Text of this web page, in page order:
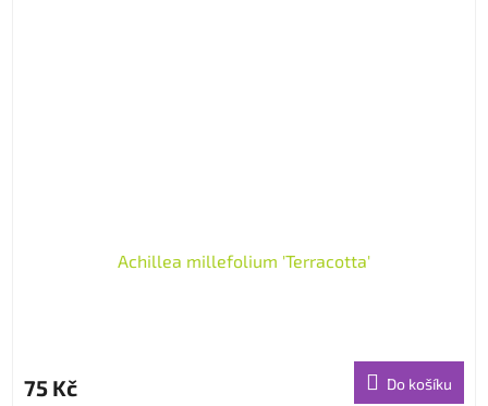
Achillea millefolium 'Terracotta'
75 Kč Do košíku